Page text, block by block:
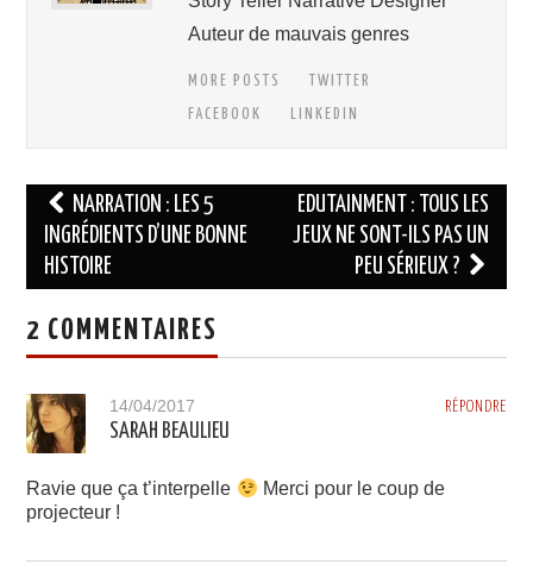
Auteur de mauvais genres
MORE POSTS
TWITTER
FACEBOOK
LINKEDIN
Navigation
des
articles
NARRATION : LES 5
INGRÉDIENTS D’UNE BONNE
HISTOIRE
EDUTAINMENT : TOUS LES
JEUX NE SONT-ILS PAS UN
PEU SÉRIEUX ?
2 COMMENTAIRES
RÉPONDRE
14/04/2017
SARAH BEAULIEU
Ravie que ça t’interpelle
Merci pour le coup de
projecteur !